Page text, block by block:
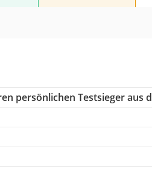
persönlichen Testsieger aus